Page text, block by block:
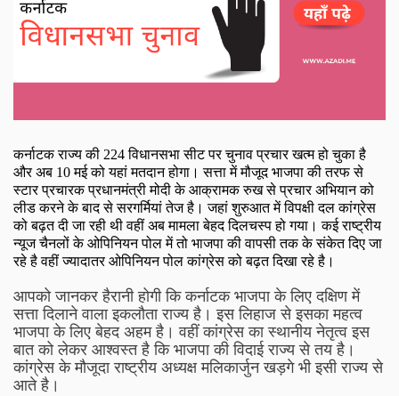
कर्नाटक राज्य की 224विधानसभा सीट पर चुनाव प्रचार खत्म हो चुका है
और अब 10मई को यहां मतदान होगा। सत्ता में मौजूद भाजपा की तरफ से
स्टार प्रचारक प्रधानमंत्री मोदी के आक्रामक रुख से प्रचार अभियान को
लीड करने के बाद से सरगर्मियां तेज है। जहां शुरुआत में विपक्षी दल कांग्रेस
को बढ़त दी जा रही थी वहीं अब मामला बेहद दिलचस्प हो गया। कई राष्ट्रीय
न्यूज चैनलों के ओपिनियन पोल में तो भाजपा की वापसी तक के संकेत दिए जा
रहे है वहीं ज्यादातर ओपिनियन पोल कांग्रेस को बढ़त दिखा रहे है।
आपको जानकर हैरानी होगी कि कर्नाटक भाजपा के लिए दक्षिण में
सत्ता दिलाने वाला इकलौता राज्य है। इस लिहाज से इसका महत्व
भाजपा के लिए बेहद अहम है। वहीं कांग्रेस का स्थानीय नेतृत्व इस
बात को लेकर आश्वस्त है कि भाजपा की विदाई राज्य से तय है।
कांग्रेस के मौजूदा राष्ट्रीय अध्यक्ष मलिकार्जुन खड़गे भी इसी राज्य से
आते है।